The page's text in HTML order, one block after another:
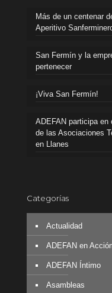
Más de un centenar
Aperitivo
San Fermín y la
pertenecer
¡Viva San Fermín!
ADEFAN participa en
de las Asociaciones
en Llanes
Categorías
Actualidad
ADEFAN en
ADEFAN Íntimo
Asambleas